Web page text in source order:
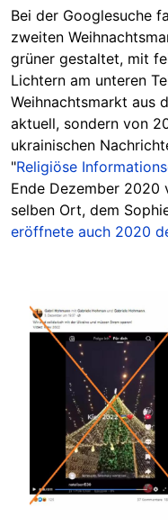
Bei der Googlesuche
zweiten
grüner gestaltet, mit
Lichtern am unteren
Weihnachtsmarkt aus
aktuell, sondern von
ukrainischen
"Religiöse
Ende Dezember 2020
selben Ort, dem
eröffnete auch 2020